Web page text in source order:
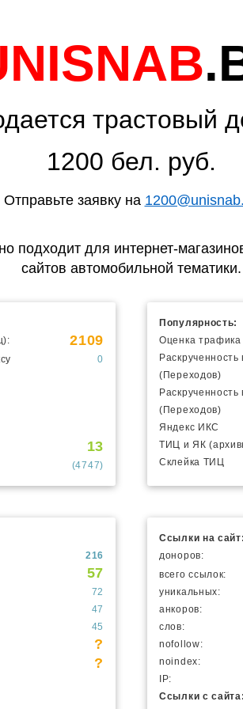
трастовый
1200 бел. руб.
Отправьте заявку на
подходит для интернет-
сайтов автомобильной тематики.
2109
0
13
(4747)
Популярность:
Оценка трафика
Раскрученность
(Переходов)
Раскрученность
(Переходов)
Яндекс ИКС
ТИЦ и ЯК
Склейка ТИЦ
216
57
72
47
45
?
?
Ссылки на сайт:
доноров:
всего ссылок:
уникальных:
анкоров:
слов:
nofollow:
noindex:
IP:
Ссылки с сайта: